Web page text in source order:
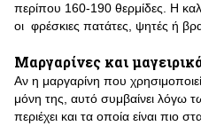
περίπου 160-190 θερμίδες. Η
οι φρέσκιες πατάτες, ψητές ή
Μαργαρίνες και
Αν η μαργαρίνη που
μόνη της, αυτό συμβαίνει λόγω
περιέχει και τα οποία είναι πιο